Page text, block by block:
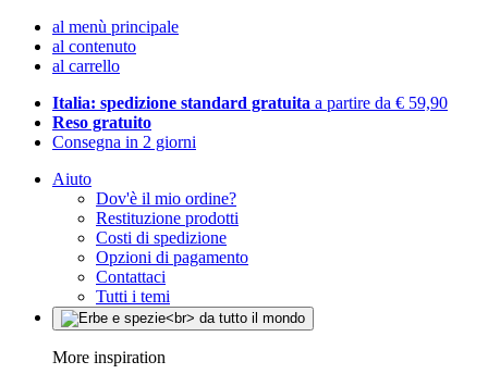
al menù principale
al contenuto
al carrello
Italia: spedizione standard gratuita a partire da € 59,90
Reso gratuito
Consegna in 2 giorni
Aiuto
Dov'è il mio ordine?
Restituzione prodotti
Costi di spedizione
Opzioni di pagamento
Contattaci
Tutti i temi
More inspiration